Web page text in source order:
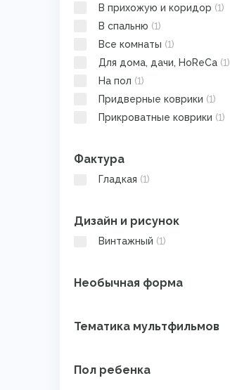
В прихожую и коридор (1)
В спальню (1)
Все комнаты (1)
Для дома, дачи, HoReCa (1)
На пол (1)
Придверные коврики (1)
Прикроватные коврики (1)
Фактура
Гладкая (1)
Дизайн и рисунок
Винтажный (1)
Необычная форма
Тематика мультфильмов
Пол ребенка